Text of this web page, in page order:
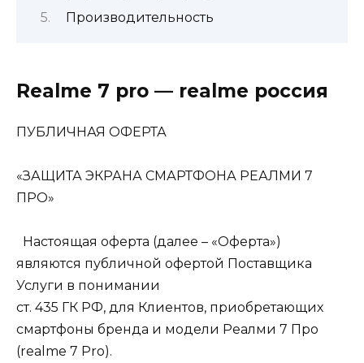
Производительность
Realme 7 pro — realme россия
ПУБЛИЧНАЯ ОФЕРТА
«ЗАЩИТА ЭКРАНА СМАРТФОНА РЕАЛМИ 7
ПРО»
Настоящая оферта (далее – «Оферта»)
являются публичной офертой Поставщика
Услуги в понимании
ст. 435 ГК РФ, для Клиентов, приобретающих
смартфоны бренда и модели Реалми 7 Про
(realme 7 Pro).